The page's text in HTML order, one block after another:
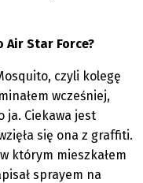
Air Star Force?
czyli kolegę
wcześniej,
ja. Ciekawa jest
się ona z graffiti.
którym mieszkałem
sprayem na